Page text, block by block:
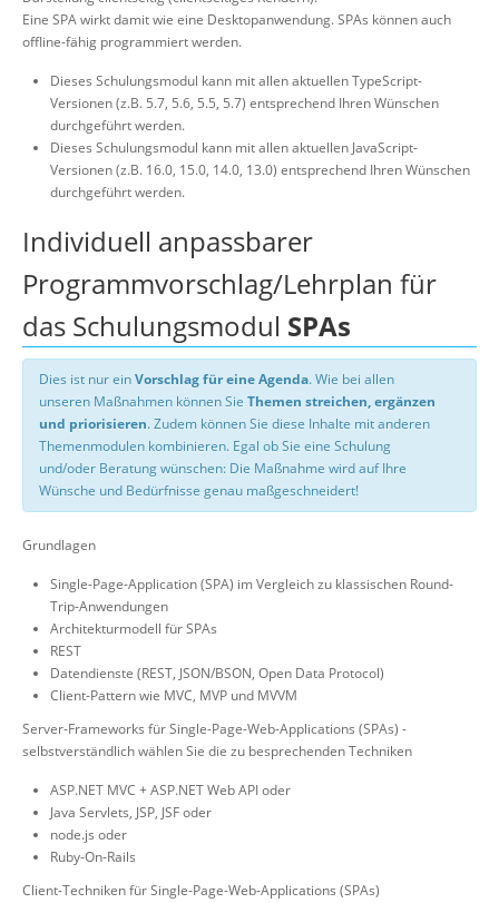
Eine SPA wirkt damit wie eine Desktopanwendung. SPAs können auch
offline-fähig programmiert werden.
Dieses Schulungsmodul kann mit allen aktuellen TypeScript-
Versionen (z.B. 5.7, 5.6, 5.5, 5.7) entsprechend Ihren Wünschen
durchgeführt werden.
Dieses Schulungsmodul kann mit allen aktuellen JavaScript-
Versionen (z.B. 16.0, 15.0, 14.0, 13.0) entsprechend Ihren Wünschen
durchgeführt werden.
Individuell anpassbarer
Programmvorschlag/Lehrplan für
das Schulungsmodul SPAs
Dies ist nur einVorschlag für eine Agenda. Wie bei allen
unseren Maßnahmen können Sie Themen streichen, ergänzen
und priorisieren. Zudem können Sie diese Inhalte mit anderen
Themenmodulen kombinieren. Egal ob Sie eine Schulung
und/oder Beratung wünschen: Die Maßnahme wird auf Ihre
Wünsche und Bedürfnisse genau maßgeschneidert!
Grundlagen
Single-Page-Application (SPA) im Vergleich zu klassischen Round-
Trip-Anwendungen
Architekturmodell für SPAs
REST
Datendienste (REST, JSON/BSON, Open Data Protocol)
Client-Pattern wie MVC, MVP und MVVM
Server-Frameworks für Single-Page-Web-Applications (SPAs) -
selbstverständlich wählen Sie die zu besprechenden Techniken
ASP.NET MVC + ASP.NET Web API oder
Java Servlets, JSP, JSF oder
node.js oder
Ruby-On-Rails
Client-Techniken für Single-Page-Web-Applications (SPAs)